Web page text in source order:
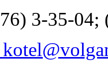
3-35-04;